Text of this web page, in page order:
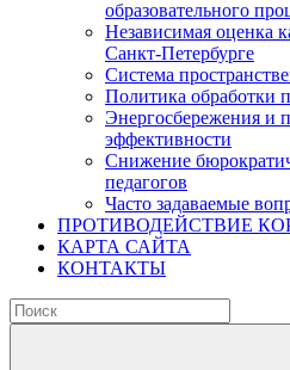
образовательного
Независимая оценка
Санкт-Петербурге
Система
Политика обработки
Энергосбережения и
эффективности
Снижение
педагогов
Часто задаваемые
ПРОТИВОДЕЙСТВИЕ
КАРТА САЙТА
КОНТАКТЫ